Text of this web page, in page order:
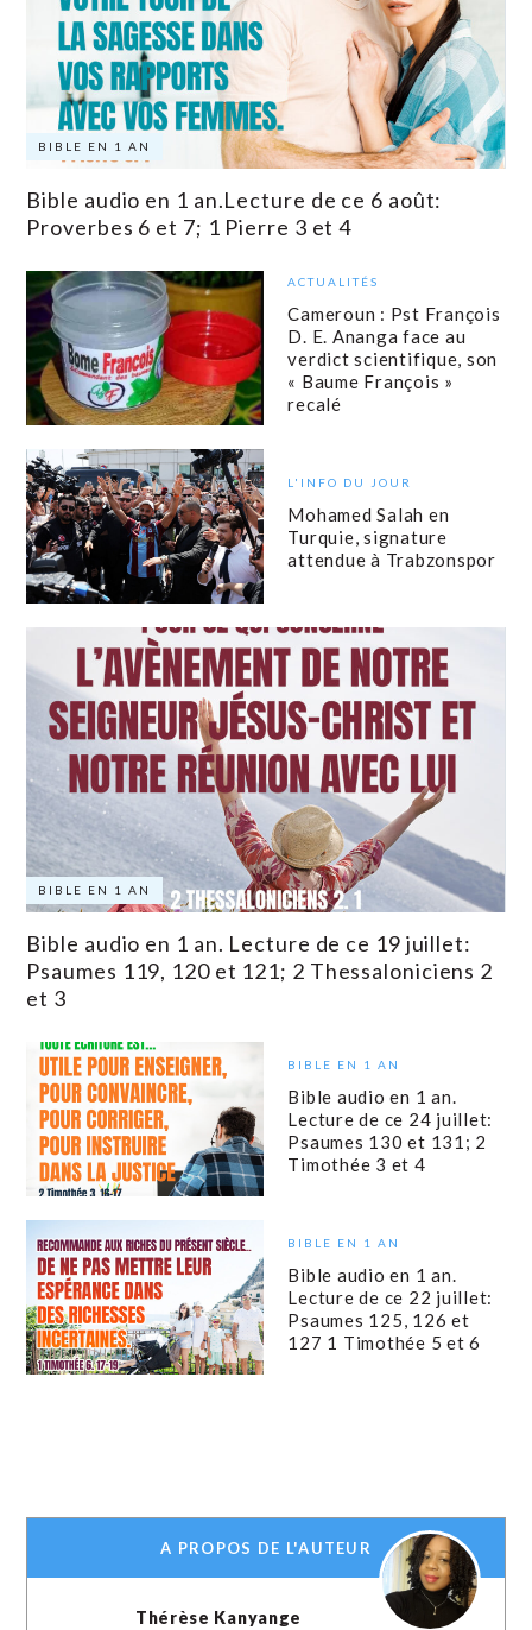
BIBLE EN 1 AN
Bible audio en 1 an.Lecture de ce 6 août:
Proverbes 6 et 7; 1 Pierre 3 et 4
ACTUALITÉS
Cameroun : Pst François
D. E. Ananga face au
verdict scientifique, son
« Baume François »
recalé
L'INFO DU JOUR
Mohamed Salah en
Turquie, signature
attendue à Trabzonspor
BIBLE EN 1 AN
Bible audio en 1 an. Lecture de ce 19 juillet:
Psaumes 119, 120 et 121; 2 Thessaloniciens 2
et 3
BIBLE EN 1 AN
Bible audio en 1 an.
Lecture de ce 24 juillet:
Psaumes 130 et 131; 2
Timothée 3 et 4
BIBLE EN 1 AN
Bible audio en 1 an.
Lecture de ce 22 juillet:
Psaumes 125, 126 et
127 1 Timothée 5 et 6
A PROPOS DE L'AUTEUR
Thérèse Kanyange